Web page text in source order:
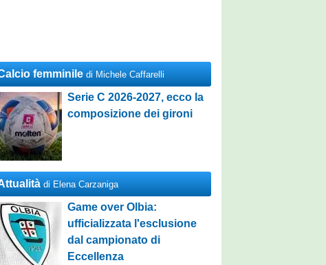
femminile di Michele Caffarelli
Serie C 2026-2027, ecco la
composizione dei gironi
di Elena Carzaniga
Game over Olbia:
ufficializzata l'esclusione
dal campionato di
Eccellenza